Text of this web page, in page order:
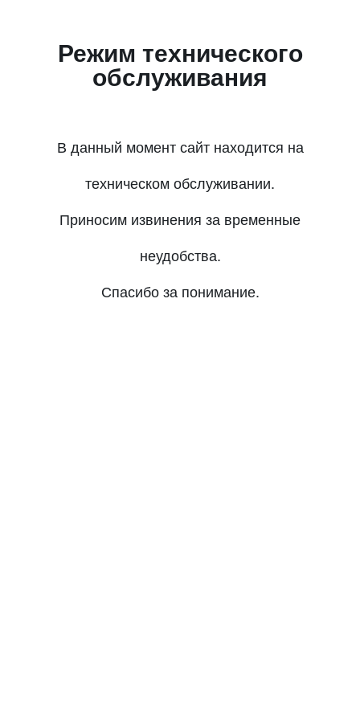
Режим технического
обслуживания
В данный момент сайт находится на
техническом обслуживании.
Приносим извинения за временные
неудобства.
Спасибо за понимание.